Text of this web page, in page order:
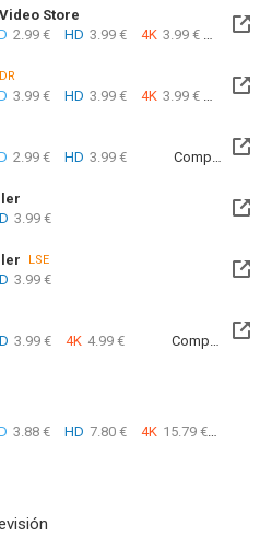
Store
2.99 € HD 3.99 € 4K 3.99 €
3.99 € HD 3.99 € 4K 3.99 €
2.99 € HD 3.99 € Compra: SD
Jue, 31 Dic 2026 (Quedan 4 meses)
3.99 €
LSE
Jue, 31 Dic 2026 (Quedan 4 meses)
3.99 €
3.99 € 4K 4.99 € Compra: SD
3.88 € HD 7.80 € 4K 15.79 €